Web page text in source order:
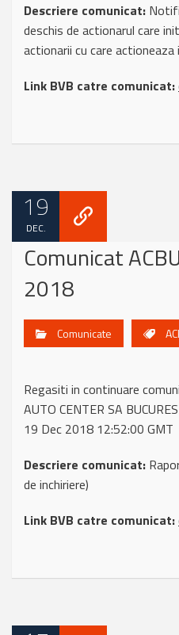
Descriere comunicat:
deschis de actionarul care
actionarii cu care
Link BVB catre comunicat:
19
DEC.
Comunicat
2018
Comunicate
Regasiti in continuare
AUTO CENTER SA
19 Dec 2018 12:52:00 GMT
Descriere comunicat:
de inchiriere)
Link BVB catre comunicat: